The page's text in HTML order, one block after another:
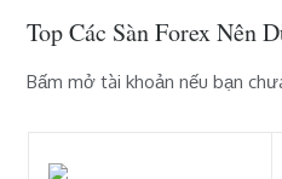
Top Các Sàn Forex Nên
Bấm mở tài khoản nếu bạn